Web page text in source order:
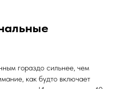
гораздо сильнее, чем
как будто включает